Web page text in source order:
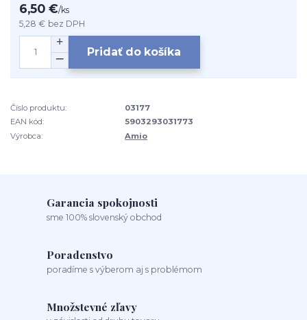
6,50 €/ks
5,28 € bez DPH
Pridať do košíka
Číslo produktu:
03177
EAN kód:
5903293031773
Výrobca:
Amio
Garancia spokojnosti
sme 100% slovenský obchod
Poradenstvo
poradíme s výberom aj s problémom
Množstevné zľavy